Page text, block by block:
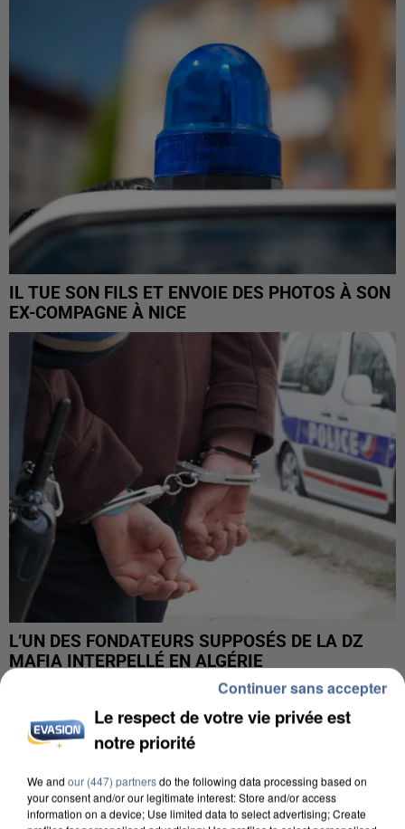
IL TUE SON FILS ET ENVOIE DES PHOTOS À SON
EX-COMPAGNE À NICE
L’UN DES FONDATEURS SUPPOSÉS DE LA DZ
MAFIA INTERPELLÉ EN ALGÉRIE
Le respect de votre vie privée est
notre priorité
We and our (447) partnersdo the following data processing based on
your consent and/or our legitimate interest: Store and/or access
information on a device; Use limited data to select advertising; Create
Continuer sans accepter